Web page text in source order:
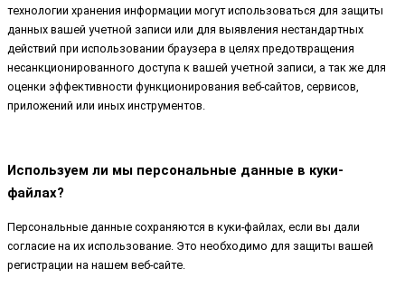
технологии хранения информации могут использоваться для защиты
данных вашей учетной записи или для выявления нестандартных
действий при использовании браузера в целях предотвращения
несанкционированного доступа к вашей учетной записи, а так же для
оценки эффективности функционирования веб-сайтов, сервисов,
приложений или иных инструментов.
Используем ли мы персональные данные в куки-
файлах?
Персональные данные сохраняются в куки-файлах, если вы дали
согласие на их использование. Это необходимо для защиты вашей
регистрации на нашем веб-сайте.